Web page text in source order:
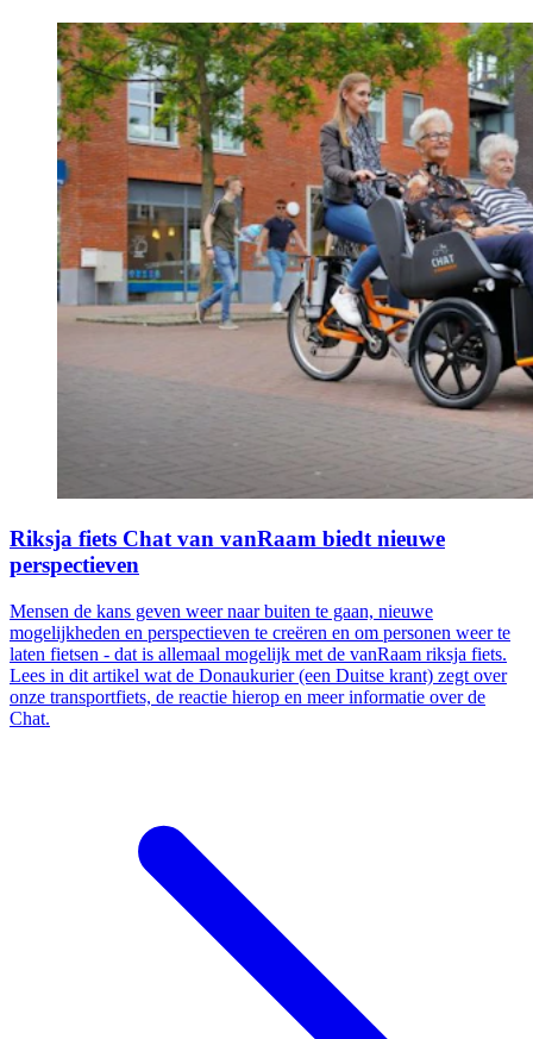
Riksja fiets Chat van vanRaam biedt nieuwe
perspectieven
Mensen de kans geven weer naar buiten te gaan, nieuwe
mogelijkheden en perspectieven te creëren en om personen weer te
laten fietsen - dat is allemaal mogelijk met de vanRaam riksja fiets.
Lees in dit artikel wat de Donaukurier (een Duitse krant) zegt over
onze transportfiets, de reactie hierop en meer informatie over de
Chat.